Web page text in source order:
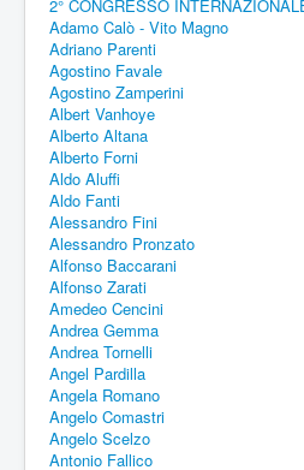
2° CONGRESSO
Adamo Calò - Vito Magno
Adriano Parenti
Agostino Favale
Agostino Zamperini
Albert Vanhoye
Alberto Altana
Alberto Forni
Aldo Aluffi
Aldo Fanti
Alessandro Fini
Alessandro Pronzato
Alfonso Baccarani
Alfonso Zarati
Amedeo Cencini
Andrea Gemma
Andrea Tornelli
Angel Pardilla
Angela Romano
Angelo Comastri
Angelo Scelzo
Antonio Fallico